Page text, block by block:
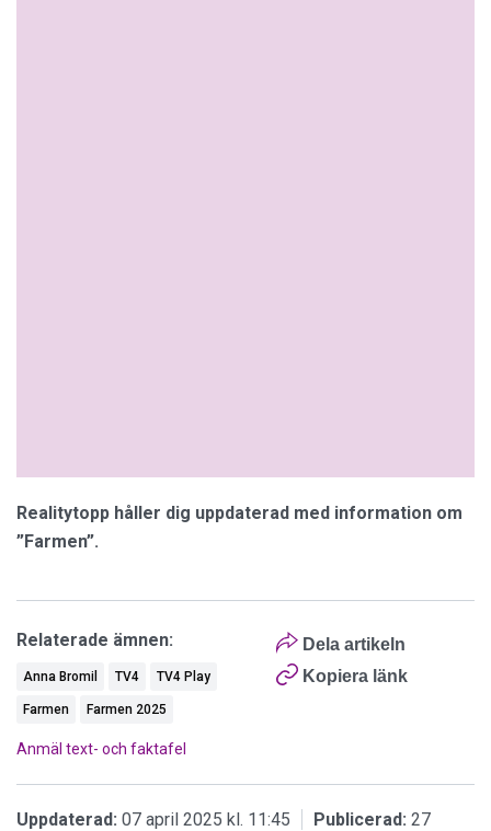
Realitytopp håller dig uppdaterad med information om
”Farmen”.
Dela artikeln
Kopiera länk
Relaterade ämnen:
Anna Bromil TV4 TV4 Play
Farmen Farmen 2025
Anmäl text- och faktafel
Uppdaterad: 07 april 2025 kl. 11:45 Publicerad: 27